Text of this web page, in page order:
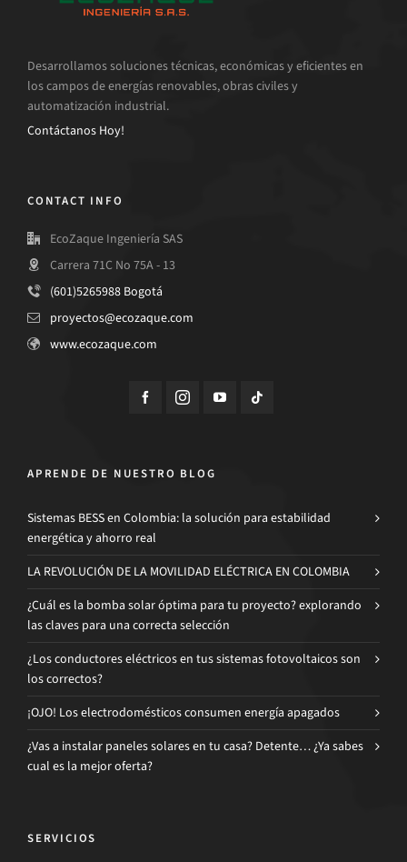
Desarrollamos soluciones técnicas, económicas y eficientes en
los campos de energías renovables, obras civiles y
automatización industrial.
Contáctanos Hoy!
CONTACT INFO
EcoZaque Ingeniería SAS
Carrera 71C No 75A - 13
(601)5265988 Bogotá
proyectos@ecozaque.com
www.ecozaque.com
APRENDE DE NUESTRO BLOG
Sistemas BESS en Colombia: la solución para estabilidad
energética y ahorro real
LA REVOLUCIÓN DE LA MOVILIDAD ELÉCTRICA EN COLOMBIA
¿Cuál es la bomba solar óptima para tu proyecto? explorando
las claves para una correcta selección
¿Los conductores eléctricos en tus sistemas fotovoltaicos son
los correctos?
¡OJO! Los electrodomésticos consumen energía apagados
¿Vas a instalar paneles solares en tu casa? Detente… ¿Ya sabes
cual es la mejor oferta?
SERVICIOS